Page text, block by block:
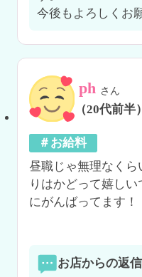
今後もよろしくお
ph さん
（20代前半）
＃お給料
昼職じゃ無理なく
りはかどって嬉し
にがんばってます！
お店からの返信